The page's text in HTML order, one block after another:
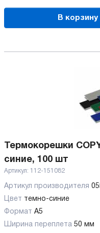
В корзину
Термокорешки
синие, 100 шт
Артикул: 112-151082
Артикул производителя
Цвет темно-синие
Формат A5
Ширина переплета 50 мм